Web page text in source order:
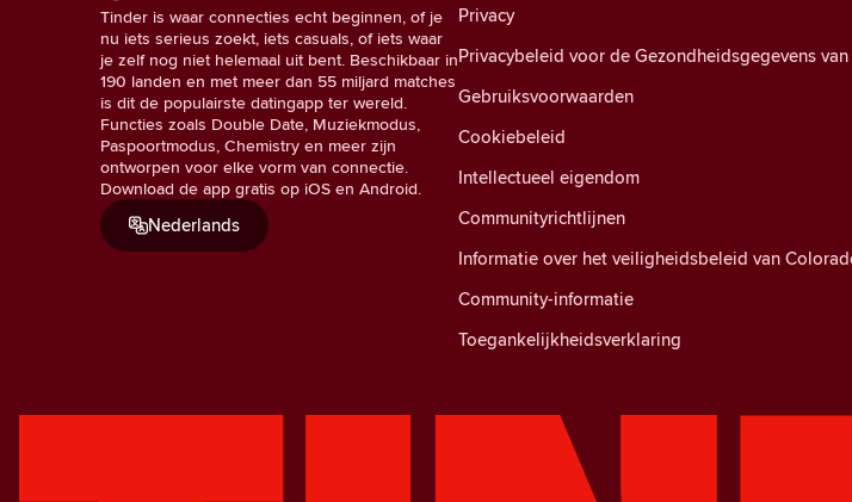
Tinder is waar connecties echt beginnen, of je
nu iets serieus zoekt, iets casuals, of iets waar
je zelf nog niet helemaal uit bent. Beschikbaar in
190 landen en met meer dan 55 miljard matches
is dit de populairste datingapp ter wereld.
Functies zoals Double Date, Muziekmodus,
Paspoortmodus, Chemistry en meer zijn
ontworpen voor elke vorm van connectie.
Download de app gratis op iOS en Android.
Nederlands
Privacy
Privacybeleid voor de Gezondheidsgegevens
Gebruiksvoorwaarden
Cookiebeleid
Intellectueel eigendom
Communityrichtlijnen
Informatie over het veiligheidsbeleid van
Community-informatie
Toegankelijkheidsverklaring